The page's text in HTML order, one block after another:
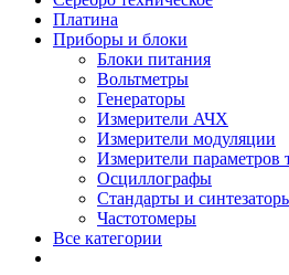
Платина
Приборы и блоки
Блоки питания
Вольтметры
Генераторы
Измерители АЧХ
Измерители модуляции
Измерители параметров
Осциллографы
Стандарты и
Частотомеры
Все категории